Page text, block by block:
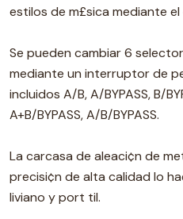
estilos de m£sica mediante
Se pueden cambiar 6
mediante un interruptor de
incluidos A/B, A/BYPASS, B/
A+B/BYPASS, A/B/BYPASS.
La carcasa de aleaci¢n de
precisi¢n de alta calidad lo
liviano y port til.